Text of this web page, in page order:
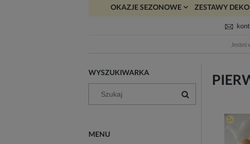
OKAZJE SEZONOWE
ZESTAWY
Jesteś
WYSZUKIWARKA
MENU